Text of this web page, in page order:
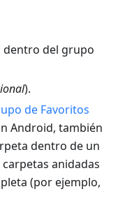
del grupo
).
de Favoritos
Android, también
dentro de un
anidadas
(por ejemplo,